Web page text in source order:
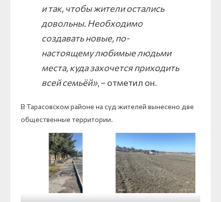
и так, чтобы жители остались
довольны. Необходимо
создавать новые, по-
настоящему любимые людьми
места, куда захочется приходить
всей семьёй», – отметил он.
В Тарасовском районе на суд жителей вынесено две
общественные территории.